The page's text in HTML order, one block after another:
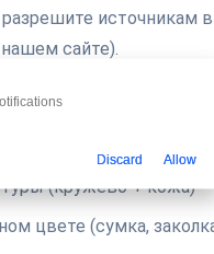
источникам
сайте).
(кружево + кожа)
цвете (сумка,
Discard Allow